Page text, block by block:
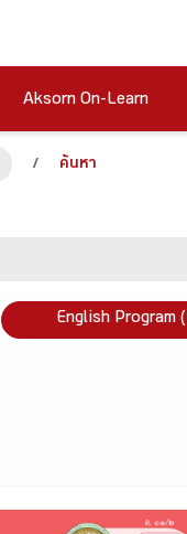
Aksorn On-Learn
/ ค้นหา
English Program